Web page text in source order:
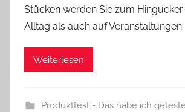
Stücken werden Sie zum
Alltag als auch auf Veranstaltungen.
Weiterlesen
Produkttest - Das habe ich